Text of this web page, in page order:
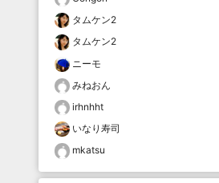
タムケン2
タムケン2
ニーモ
みねおん
irhnhht
いなり寿司
mkatsu